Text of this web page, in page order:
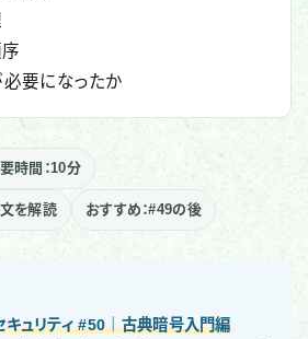
要になったか
時間：10分
を解読 おすすめ：#49の後
ュリティ #50｜古典暗号入門編